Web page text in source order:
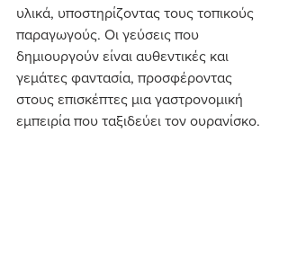
υλικά, υποστηρίζοντας τους τοπικούς
παραγωγούς. Οι γεύσεις που
δημιουργούν είναι αυθεντικές και
γεμάτες φαντασία, προσφέροντας
στους επισκέπτες μια γαστρονομική
εμπειρία που ταξιδεύει τον ουρανίσκο.